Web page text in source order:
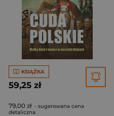
KSIĄŻKA
59,25 zł
79,00 zł - sugerowana cena
detaliczna